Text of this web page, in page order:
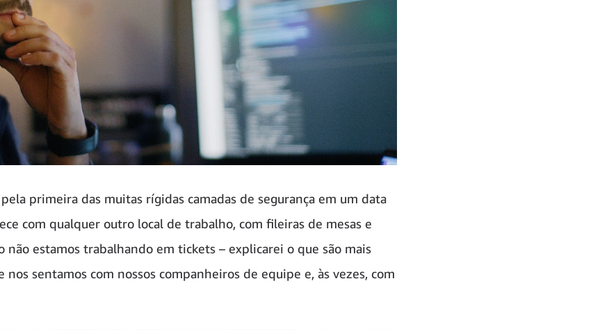
primeira das muitas rígidas camadas de segurança em um data
com qualquer outro local de trabalho, com fileiras de mesas e
não estamos trabalhando em tickets – explicarei o que são mais
nos sentamos com nossos companheiros de equipe e, às vezes, com